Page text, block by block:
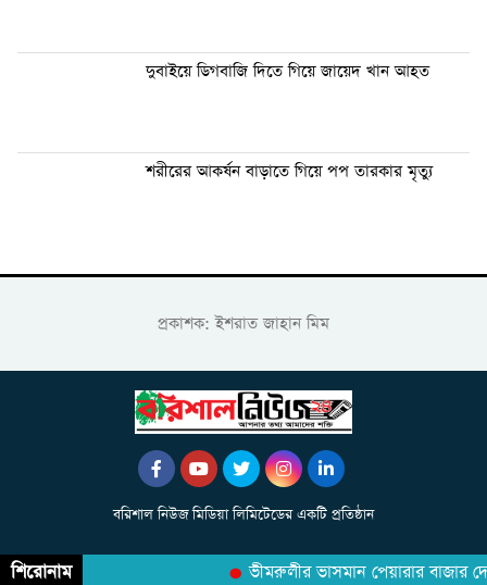
দুবাইয়ে ডিগবাজি দিতে গিয়ে জায়েদ খান আহত
শরীরের আকর্ষন বাড়াতে গিয়ে পপ তারকার মৃত্যু
প্রকাশক: ইশরাত জাহান মিম
বরিশাল নিউজ মিডিয়া লিমিটেডের একটি প্রতিষ্ঠান
শিরোনাম ভীমরুলীর ভাসমান পেয়ারার বাজার দেখে